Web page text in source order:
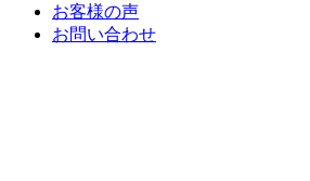
お客様の声
お問い合わせ